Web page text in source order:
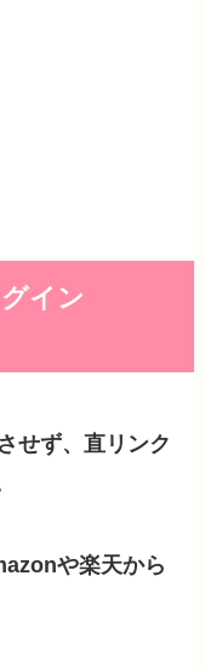
イン
せず、直リンク
や楽天から